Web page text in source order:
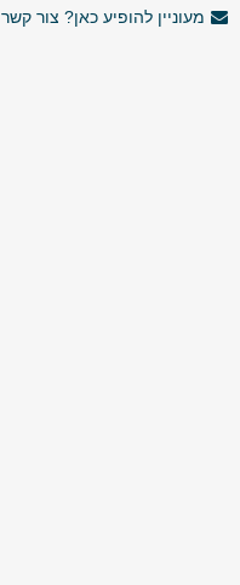
מעוניין להופיע כאן? צור קשר